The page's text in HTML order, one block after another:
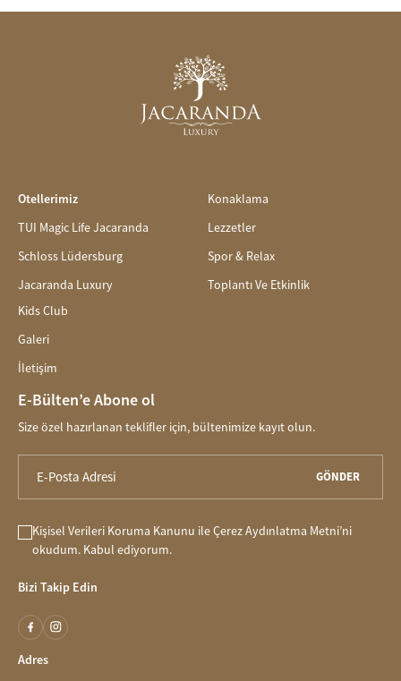
Otellerimiz
TUI Magic Life Jacaranda
Schloss Lüdersburg
Jacaranda Luxury
Konaklama
Lezzetler
Spor & Relax
Toplantı Ve Etkinlik
Kids Club
Galeri
İletişim
E-Bülten’e Abone ol
Size özel hazırlanan teklifler için, bültenimize kayıt olun.
GÖNDER
Kişisel Verileri Koruma Kanunu ileÇerez Aydınlatma Metni’ni
okudum. Kabul ediyorum.
Bizi Takip Edin
Adres